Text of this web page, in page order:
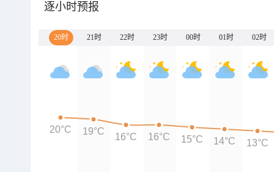
逐小时预报
20时 21时 22时 23时 00时 01时 02时
20°C 19°C
16°C 16°C 15°C 14°C 13°C